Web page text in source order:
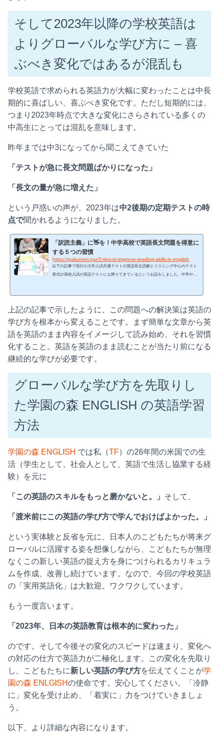
そして2023年以降の学校英語は
よりグローバルな学び方に – 喜
ぶべき変化ではあるが混乱も
学校英語で求められる英語力が大幅に変わったことは中長
期的に喜ばしい、喜ぶべき変化です。ただし短期的には、
つまり2023年時点で大きな変化にさらされている多くの
中高生にとっては混乱を意味します。
昨年までは中3になってから聞こえてきていた
「テストが急に長文問題ばかりになった」
「長文の量が急に増えた」
という戸惑いの声が、2023年は中2後期の定期テストの時
点で聞かれるようになりました。
「訳読主義」に👋を！中学高校で英語長文問題を得意に
する５つの習慣
https://gakumori.xyz/5-tips-to-improve-reading-skills-in-english
以下の記事で現行の大学入試共通テストの英語長文読解とリスニング中心のテスト
形式が高校入試の英語テストにも降りてきているというお話をしました。中学や高
-middle-school-students-in-japan/大学入試、高校入試という節目のテストの大幅な形
上記の記事で示したように、この問題への解決策は英語の
学び方を根本から変えることです。まず簡単な文章から英
語を英語のまま内容をイメージして読み始め、それを習慣
化すること。英語を英語のまま読むことが当たり前になる
継続的な学びが必要です。
グローバルな学び方を先取りし
た学園の森 ENGLISH の英語学習
方法
学園の森 ENGLISH では私（TF）の26年間の米国での生
活（学生として、社会人として、英語で生活し協業する経
験）を元に
「この英語のスキルをもっと磨かないと。」 そして、
「渡米前にこの英語の学び方で学んでおけばよかった。」
という実体験と反省を元に、日本人のこどもたちが将来グ
ローバルに活躍する姿を想像しながら、こどもたちが無理
なくこの新しい英語の捉え方を身につけられるカリキュラ
ムを作成、改善し続けています。なので、今回の学校英語
の「実用英語化」は大歓迎。ワクワクしています。
もう一度言います。
「2023年、日本の英語教育は根本的に変わった」
のです。そして今後その変化のスピードは速まり、変化へ
の対応の仕方で英語力が二極化します。この変化を先取り
し、こどもたちに新しい英語の学び方を伝えてくことが学
園の森 ENLGISHの使命です。安心してください。「冷静
に」変化を受け止め、「着実に」力をつけていきましょ
う。
以下、より詳細な内容になります。